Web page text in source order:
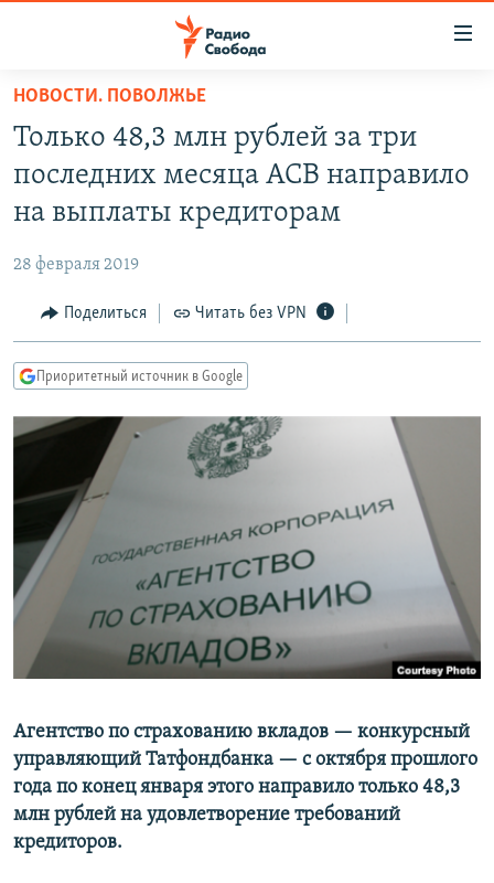
упрощенного
доступа
основному
Вернутся
Вернутся
поиску
МНЕНИЯ
КУЛЬТУРА
КАВКАЗ.РЕАЛИИ
СЕВЕР.РЕАЛИИ
СИБИРЬ.РЕАЛИИ
РАСПИСАНИЕ ВЕЩАНИЯ
ПОДПИШИТЕСЬ НА РАССЫЛКУ
СОЦИАЛЬНЫЕ СЕТИ
Все сайты РСЕ/РС
НОВОСТИ. ПОВОЛЖЬЕ
Только 48,3 млн рублей за три
последних месяца АСВ направило
на выплаты кредиторам
28 февраля 2019
Поделиться Читать без VPN
Приоритетный источник в Google
Агентство по страхованию вкладов — конкурсный
управляющий Татфондбанка — с октября прошлого
года по конец января этого направило только 48,3
млн рублей на удовлетворение требований
кредиторов.